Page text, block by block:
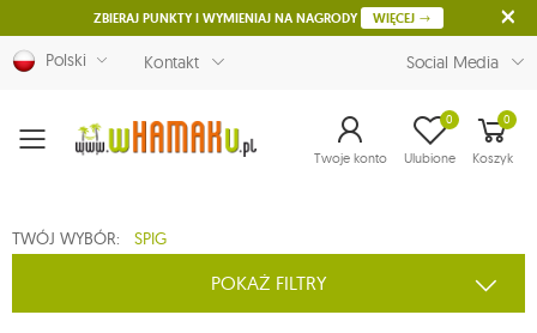
ZBIERAJ PUNKTY I WYMIENIAJ NA NAGRODY WIĘCEJ
Polski Kontakt Social Media
Menu Twoje konto Ulubione
0 0
Koszyk
TWÓJ WYBÓR: SPIG
POKAŻ FILTRY